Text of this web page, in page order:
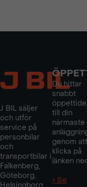
J BIL säljer
och utför
service på
personbilar
och
transportbilar i
Falkenberg,
Göteborg,
Du hittar
snabbt
till din
närmaste
genom att
klicka på
länken
> Se